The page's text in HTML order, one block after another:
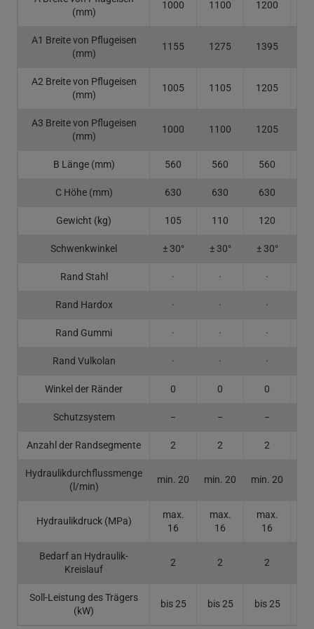
(mm)
1000 1100 1200
A1 Breite von Pflugeisen
(mm)
1155 1275 1395
A2 Breite von Pflugeisen
(mm)
1005 1105 1205
A3 Breite von Pflugeisen
(mm)
1000 1100 1205
B Länge (mm) 560 560 560
C Höhe (mm) 630 630 630
Gewicht (kg) 105 110 120
Schwenkwinkel ± 30° ± 30° ± 30°
Rand Stahl · · ·
Rand Hardox · · ·
Rand Gummi · · ·
Rand Vulkolan · · ·
Winkel der Ränder 0 0 0
Schutzsystem − − −
Anzahl der Randsegmente 2 2 2
Hydraulikdurchflussmenge
(l/min)
min. 20 min. 20 min. 20
Hydraulikdruck (MPa)
max.
16
max.
16
max.
16
Bedarf an Hydraulik-
Kreislauf
2 2 2
Soll-Leistung des Trägers
(kW)
bis 25 bis 25 bis 25